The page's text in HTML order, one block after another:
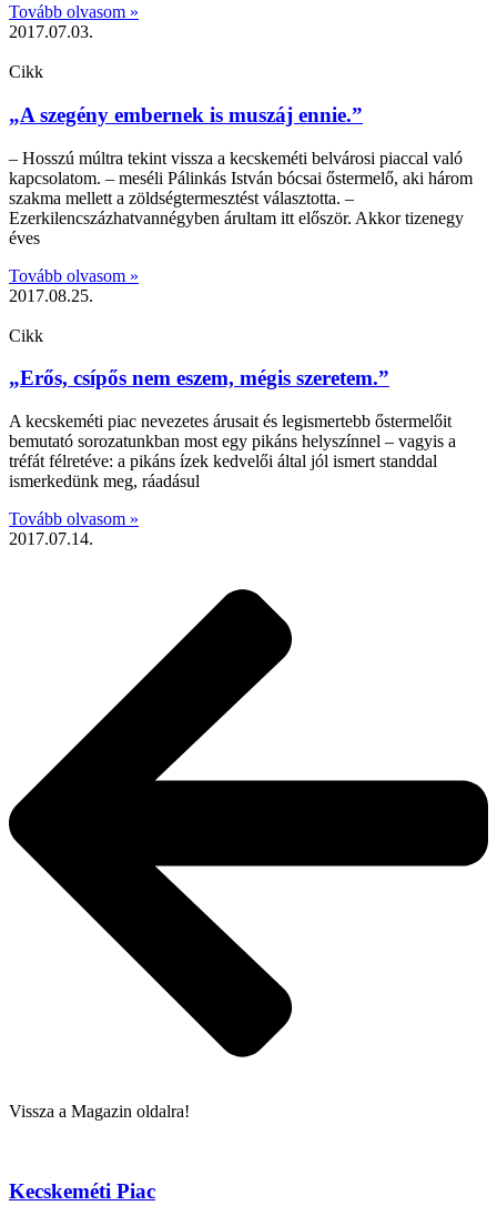
Tovább olvasom »
2017.07.03.
Cikk
„A szegény embernek is muszáj ennie.”
– Hosszú múltra tekint vissza a kecskeméti belvárosi piaccal való
kapcsolatom. – meséli Pálinkás István bócsai őstermelő, aki három
szakma mellett a zöldségtermesztést választotta. –
Ezerkilencszázhatvannégyben árultam itt először. Akkor tizenegy
éves
Tovább olvasom »
2017.08.25.
Cikk
„Erős, csípős nem eszem, mégis szeretem.”
A kecskeméti piac nevezetes árusait és legismertebb őstermelőit
bemutató sorozatunkban most egy pikáns helyszínnel – vagyis a
tréfát félretéve: a pikáns ízek kedvelői által jól ismert standdal
ismerkedünk meg, ráadásul
Tovább olvasom »
2017.07.14.
Vissza a Magazin oldalra!
Kecskeméti Piac